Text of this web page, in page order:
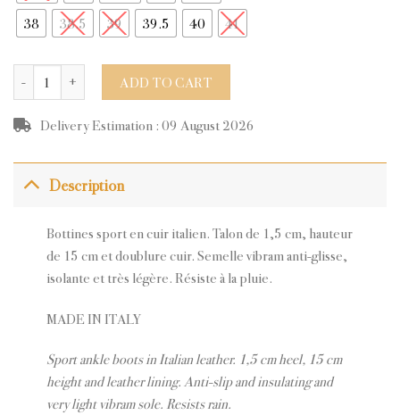
38
38.5 39 39.5 40 41
ADD TO CART
Delivery Estimation : 09 August 2026
Description
Bottines sport en cuir italien. Talon de 1,5 cm, hauteur
de 15 cm et doublure cuir. Semelle vibram anti-glisse,
isolante et très légère. Résiste à la pluie.
MADE IN ITALY
Sport ankle boots in Italian leather. 1,5 cm heel, 15 cm
height and leather lining. Anti-slip and insulating and
very light vibram sole. Resists rain.